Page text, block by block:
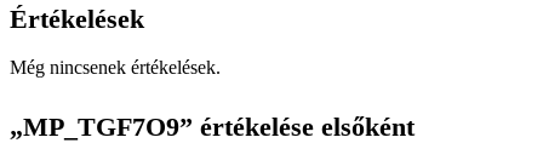
Értékelések
Még nincsenek értékelések.
„MP_TGF7O9” értékelése elsőként